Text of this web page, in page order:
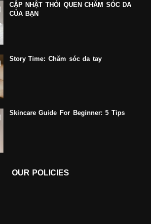
CẬP NHẬT THÓI QUEN CHĂM SÓC DA
CỦA BẠN
Story Time: Chăm sóc da tay
Skincare Guide For Beginner: 5 Tips
OUR POLICIES